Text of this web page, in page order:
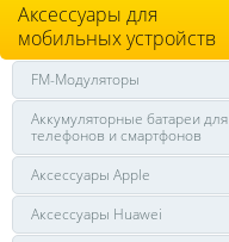
Аксессуары для
мобильных устройств
FM-Модуляторы
Аккумуляторные батареи для
телефонов и смартфонов
Аксессуары Apple
Аксессуары Huawei